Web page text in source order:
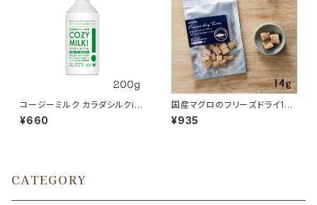
コージーミルク カラダシルクin
200g 甘酒 シルクフル
¥660
国産マグロのフリーズドライ14g
whitefox
¥935
CATEGORY